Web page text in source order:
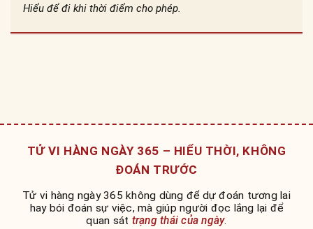
Hiểu để đi khi thời điểm cho phép.
TỬ VI HÀNG NGÀY 365 – HIỂU THỜI, KHÔNG
ĐOÁN TRƯỚC
Tử vi hàng ngày 365 không dùng để dự đoán tương lai
hay bói đoán sự việc, mà giúp người đọc lắng lại để
quan sát trạng thái của ngày.